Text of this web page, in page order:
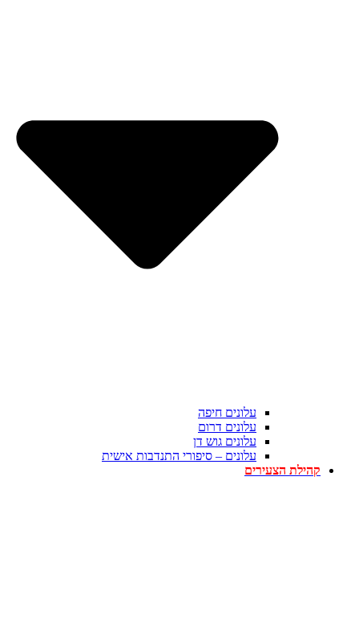
עלונים חיפה
עלונים דרום
עלונים גוש דן
עלונים – סיפורי התנדבות אישית
קהילת הצעירים